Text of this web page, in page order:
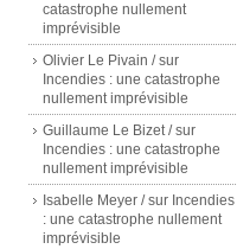
catastrophe nullement
imprévisible
Olivier Le Pivain /sur
Incendies : une catastrophe
nullement imprévisible
Guillaume Le Bizet /sur
Incendies : une catastrophe
nullement imprévisible
Isabelle Meyer /sur Incendies
: une catastrophe nullement
imprévisible